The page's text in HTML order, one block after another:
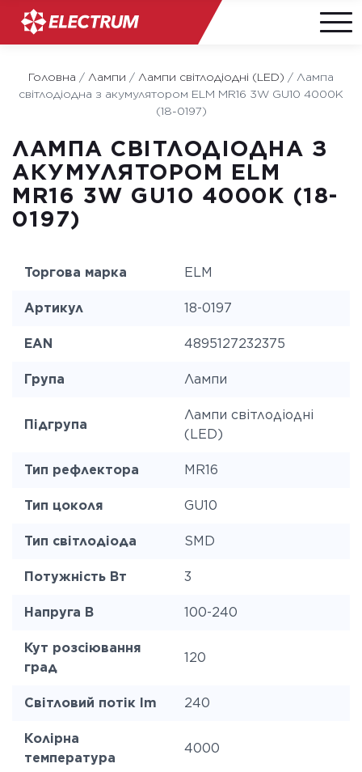
content
Головна / Лампи / Лампи світлодіодні (LED) / Лампа
світлодіодна з акумулятором ELM MR16 3W GU10 4000K
(18-0197)
ЛАМПА СВІТЛОДІОДНА З
АКУМУЛЯТОРОМ ELM
MR16 3W GU10 4000K (18-
0197)
Торгова марка ELM
Артикул 18-0197
EAN 4895127232375
Група Лампи
Підгрупа
Лампи світлодіодні
(LED)
Тип рефлектора MR16
Тип цоколя GU10
Тип світлодіода SMD
Потужність Вт 3
Напруга В 100-240
Кут розсіювання
град
120
Світловий потік lm 240
Колірна
температура
4000